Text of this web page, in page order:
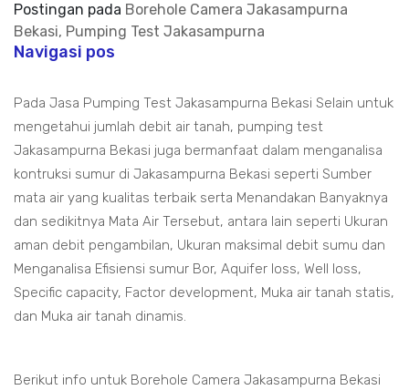
Postingan pada Borehole Camera Jakasampurna
Bekasi, Pumping Test Jakasampurna
Navigasi pos
Pada Jasa Pumping Test Jakasampurna Bekasi Selain untuk
mengetahui jumlah debit air tanah, pumping test
Jakasampurna Bekasi juga bermanfaat dalam menganalisa
kontruksi sumur di Jakasampurna Bekasi seperti Sumber
mata air yang kualitas terbaik serta Menandakan Banyaknya
dan sedikitnya Mata Air Tersebut, antara lain seperti Ukuran
aman debit pengambilan, Ukuran maksimal debit sumu dan
Menganalisa Efisiensi sumur Bor, Aquifer loss, Well loss,
Specific capacity, Factor development, Muka air tanah statis,
dan Muka air tanah dinamis.
Berikut info untuk Borehole Camera Jakasampurna Bekasi